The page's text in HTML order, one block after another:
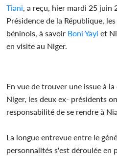
Tiani , a reçu, hier mardi 25 juin
Présidence de la République,
béninois, à savoir Boni Yayi et
en visite au Niger.
En vue de trouver une issue à
Niger, les deux ex- présidents
responsabilité de se rendre à
La longue entrevue entre le
personnalités s'est déroulée en